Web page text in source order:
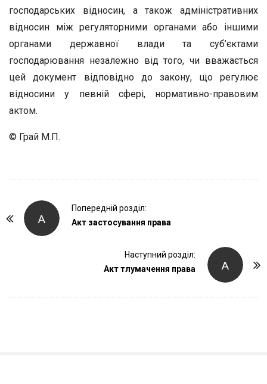
господарських відносин, а також адміністративних
відносин між регуляторними органами або іншими
органами державної влади та суб’єктами
господарювання незалежно від того, чи вважається
цей документ відповідно до закону, що регулює
відносини у певній сфері, нормативно-правовим
актом.
© Грай М.П.
А
Попередній розділ:
Акт застосування права
А
Наступний розділ:
Акт тлумачення права